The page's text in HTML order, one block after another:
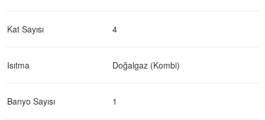
Kat Sayısı 4
Isıtma Doğalgaz (Kombi)
Banyo Sayısı 1